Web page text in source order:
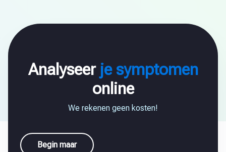
Analyseer je symptomen
online
We rekenen geen kosten!
Begin maar